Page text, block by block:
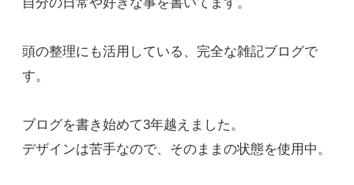
頭の整理にも活用している、完全な雑記ブログで
す。
ブログを書き始めて3年越えました。
デザインは苦手なので、そのままの状態を使用中。